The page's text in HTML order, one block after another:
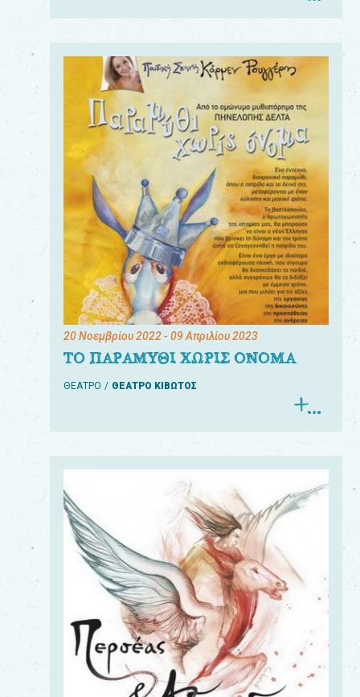
20 Νοεμβρίου 2022- 09 Απριλίου 2023
ΤΟ ΠΑΡΑΜΥΘΙ ΧΩΡΙΣ ΟΝΟΜΑ
ΘΕΑΤΡΟ ΘΕΑΤΡΟ ΚΙΒΩΤΟΣ